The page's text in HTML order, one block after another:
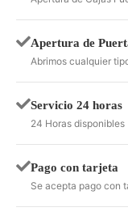
Apertura de
Abrimos cualquier
Servicio 24 horas
24 Horas disponibles
Pago con tarjeta
Se acepta pago con